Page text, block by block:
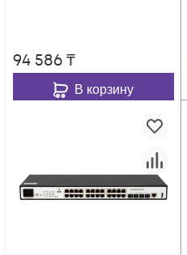
94 586₸
В корзину